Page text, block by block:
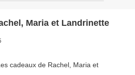
Maria et Landrinette